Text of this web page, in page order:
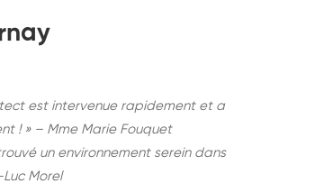
est intervenue rapidement et a
! » – Mme Marie Fouquet
un environnement serein dans
Morel